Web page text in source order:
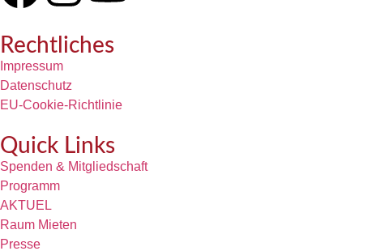
Rechtliches
Impressum
Datenschutz
EU-Cookie-Richtlinie
Quick Links
Spenden & Mitgliedschaft
Programm
AKTUEL
Raum Mieten
Presse